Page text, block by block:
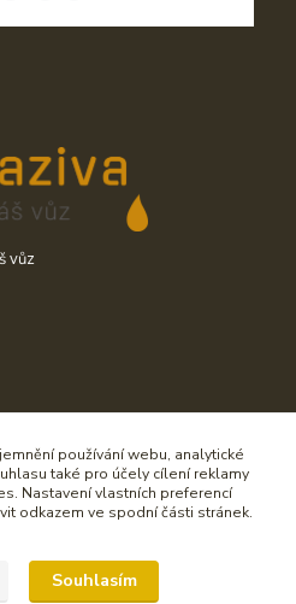
vůz
sběr cookies.
používání webu, analytické
také pro účely cílení reklamy
Nastavení vlastních preferencí
odkazem ve spodní části stránek.
Souhlasím